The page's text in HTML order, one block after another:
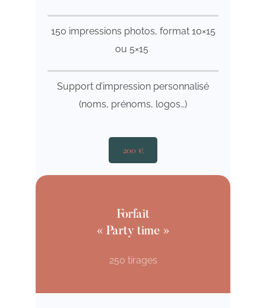
150 impressions photos, format 10×15
ou 5×15
Support d’impression personnalisé
(noms, prénoms, logos…)
200 €
Forfait
« Party time »
250 tirages